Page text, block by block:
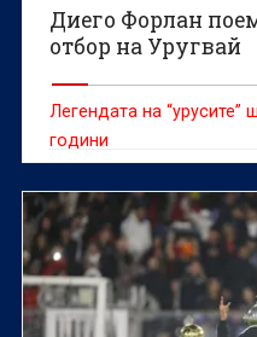
Диего Форлан
отбор на Уругвай
Легендата на
години